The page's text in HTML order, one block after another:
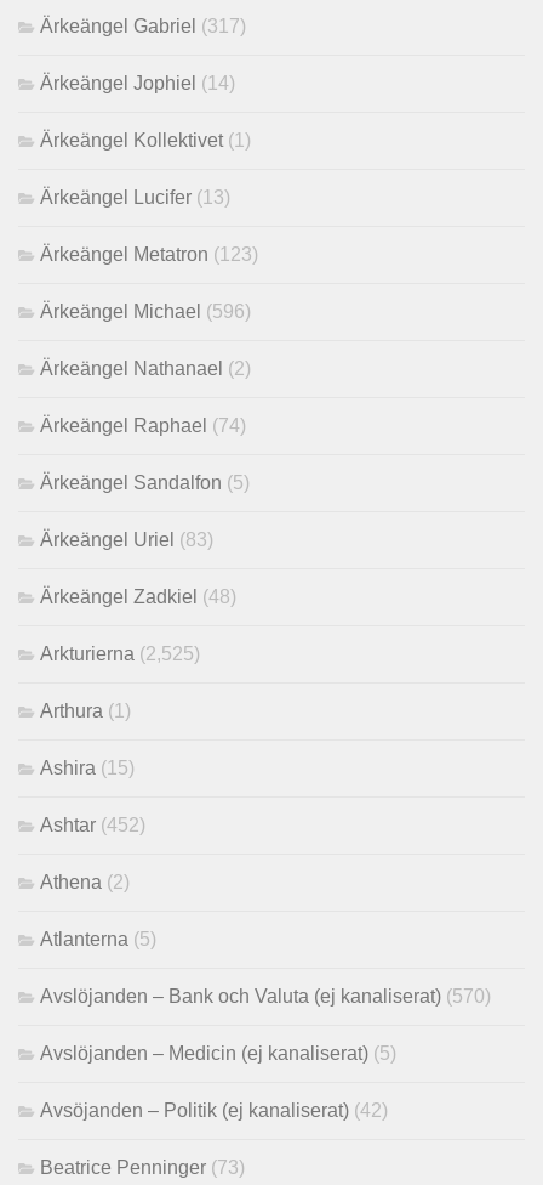
Ärkeängel Gabriel (317)
Ärkeängel Jophiel (14)
Ärkeängel Kollektivet (1)
Ärkeängel Lucifer (13)
Ärkeängel Metatron (123)
Ärkeängel Michael (596)
Ärkeängel Nathanael (2)
Ärkeängel Raphael (74)
Ärkeängel Sandalfon (5)
Ärkeängel Uriel (83)
Ärkeängel Zadkiel (48)
Arkturierna (2,525)
Arthura (1)
Ashira (15)
Ashtar (452)
Athena (2)
Atlanterna (5)
Avslöjanden – Bank och Valuta (ej kanaliserat) (570)
Avslöjanden – Medicin (ej kanaliserat) (5)
Avsöjanden – Politik (ej kanaliserat) (42)
Beatrice Penninger (73)